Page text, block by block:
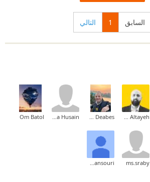
السابق 1 التالي
Mohammed Altayeh
Adham Saad Deabes
Mustafa Husain
Om Batol
ms.sraby
Fahad Almansouri